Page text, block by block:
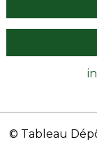
© Tableau